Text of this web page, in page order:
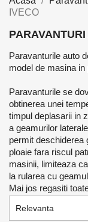
IVECO
Paravanturile auto
model de masina
Paravanturile se
obtinerea unei
timpul deplasarii in
a geamurilor
permit deschiderea
ploaie fara riscul
masinii, limiteaza
la rularea cu
Mai jos regasiti
Relevanta